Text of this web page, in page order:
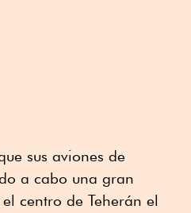
sus aviones de
a cabo una gran
centro de Teherán el